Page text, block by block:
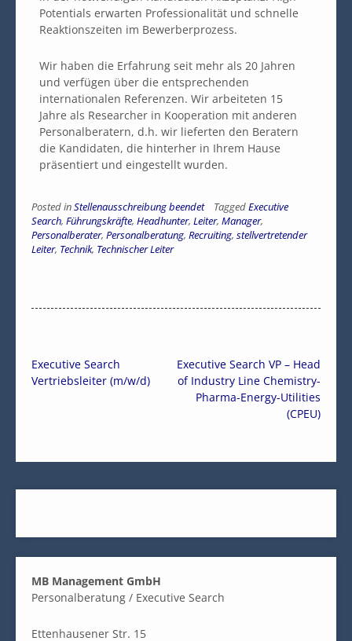
Potentials erwarten Professionalität und schnelle
Reaktionszeiten im Bewerberprozess.
Wir haben die Erfahrung seit mehr als 20 Jahren
und verfügen über die entsprechenden
internationalen Referenzen. Wir arbeiteten 15
Jahre als Researcher in Kooperation mit anderen
Personalberatern, d.h. wir lieferten den Beratern
die Kandidaten, die hinterher in Ihrem Hause
präsentiert und eingestellt wurden.
Posted inStellenausschreibung beendet TaggedExecutive
Search, Führungskräfte, Headhunter, Leiter, Manager,
Personalberater, Personalberatung, Recruiting, stellvertretender
Leiter, Technik, Technischer Leiter
Executive Search
Vertriebsleiter (m/w/d)
Executive Search VP – Head
of Industry Line Chemistry-
Pharma-Energy-Utilities
(CPEU)
MB Management GmbH
Personalberatung / Executive Search
Ettenhausener Str. 15